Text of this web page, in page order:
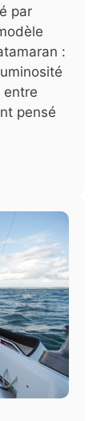
par
:
entre
pensé